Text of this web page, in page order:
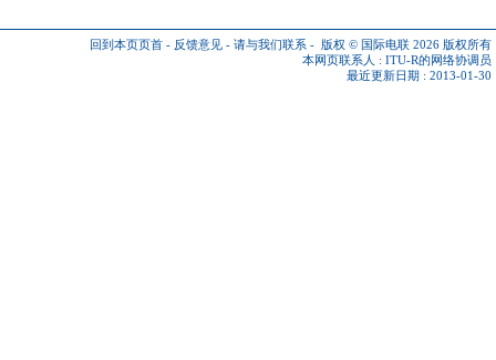
回到本页页首 - 反馈意见 - 请与我们联系 - 版权 © 国际电联 2026 版权所有
本网页联系人 : ITU-R的网络协调员
最近更新日期 : 2013-01-30